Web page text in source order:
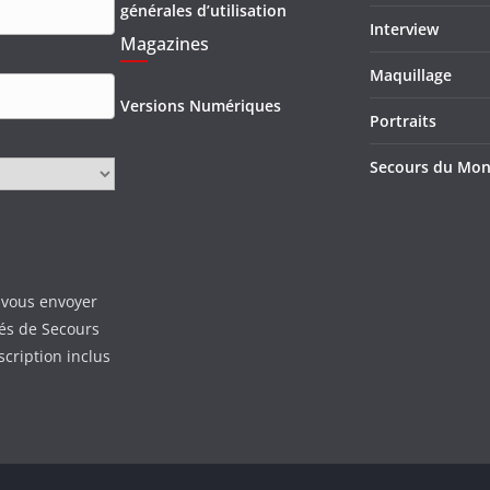
envoyer
de Secours
inclus
générales d’utilisation
Magazines
Versions Numériques
Interview
Maquillage
Portraits
Secours du